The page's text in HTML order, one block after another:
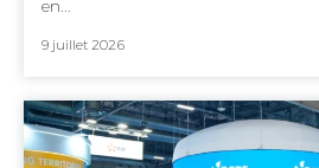
en...
9 juillet 2026